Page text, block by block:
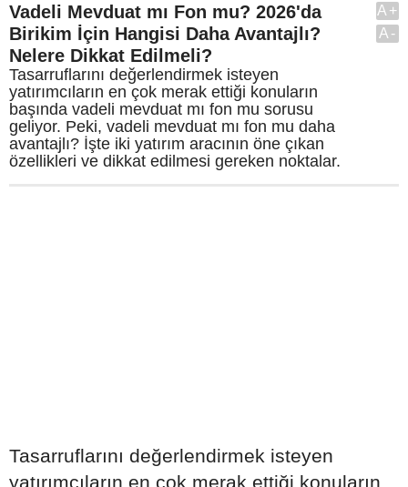
Vadeli Mevduat mı Fon mu? 2026'da
Birikim İçin Hangisi Daha Avantajlı?
Nelere Dikkat Edilmeli?
Tasarruflarını değerlendirmek isteyen
yatırımcıların en çok merak ettiği konuların
başında vadeli mevduat mı fon mu sorusu
geliyor. Peki, vadeli mevduat mı fon mu daha
avantajlı? İşte iki yatırım aracının öne çıkan
özellikleri ve dikkat edilmesi gereken noktalar.
A+
A-
Tasarruflarını değerlendirmek isteyen
yatırımcıların en çok merak ettiği konuların